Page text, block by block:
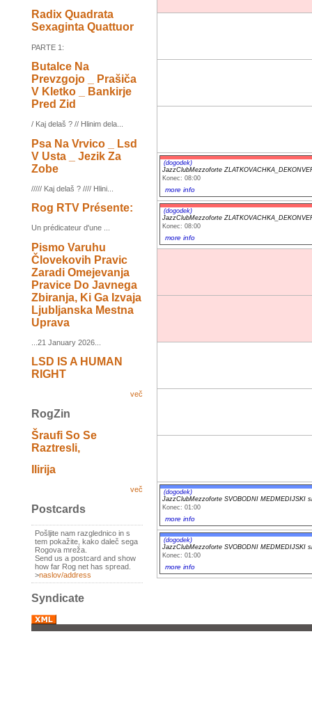
Radix Quadrata
Sexaginta Quattuor
PARTE 1:
Butalce Na
Prevzgojo _ Prašiča
V Kletko _ Bankirje
Pred Zid
/ Kaj delaš ? // Hlinim dela...
Psa Na Vrvico _ Lsd
V Usta _ Jezik Za
Zobe
///// Kaj delaš ? //// Hlini...
Rog RTV Présente:
Un prédicateur d'une ...
Pismo Varuhu
Človekovih Pravic
Zaradi Omejevanja
Pravice Do Javnega
Zbiranja, Ki Ga Izvaja
Ljubljanska Mestna
Uprava
...21 January 2026...
LSD IS A HUMAN
RIGHT
več
RogZin
Šraufi So Se
Raztresli,
Ilirija
več
Postcards
Pošljite nam razglednico in s
tem pokažite, kako daleč sega
Rogova mreža.
Send us a postcard and show
how far Rog net has spread.
>naslov/address
Syndicate
(dogodek)
JazzClubMezzoforte
Konec: 08:00
more info
(dogodek)
JazzClubMezzoforte
Konec: 08:00
more info
(dogodek)
JazzClubMezzoforte SVOBODNI MEDMEDIJSKI
Konec: 01:00
more info
(dogodek)
JazzClubMezzoforte SVOBODNI MEDMEDIJSKI
Konec: 01:00
more info